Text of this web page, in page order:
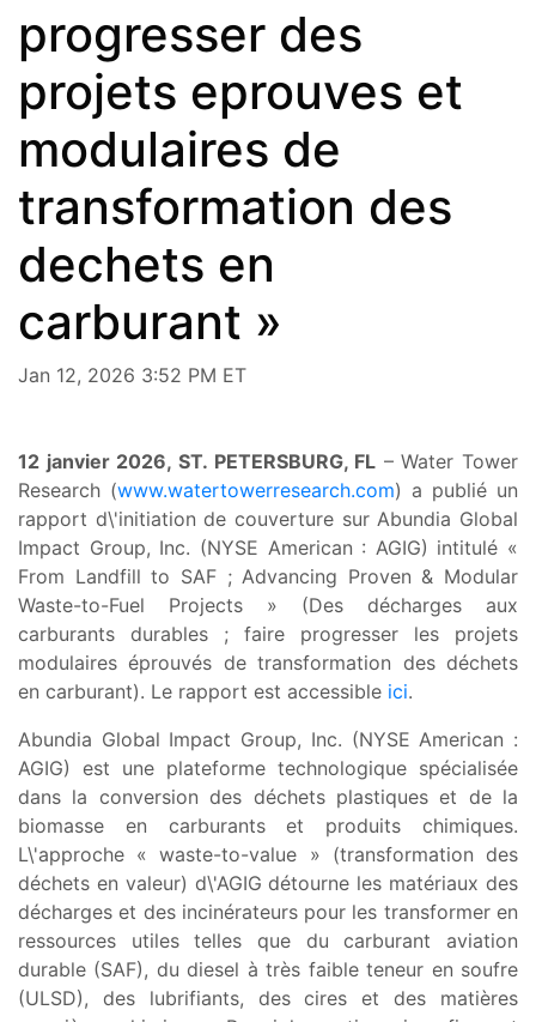
progresser des
projets eprouves et
modulaires de
transformation des
dechets en
carburant »
Jan 12, 2026 3:52 PM ET
12 janvier 2026, ST. PETERSBURG, FL – Water Tower
Research (www.watertowerresearch.com) a publié un
rapport d\'initiation de couverture sur Abundia Global
Impact Group, Inc. (NYSE American : AGIG) intitulé «
From Landfill to SAF ; Advancing Proven & Modular
Waste-to-Fuel Projects » (Des décharges aux
carburants durables ; faire progresser les projets
modulaires éprouvés de transformation des déchets
en carburant). Le rapport est accessible ici.
Abundia Global Impact Group, Inc. (NYSE American :
AGIG) est une plateforme technologique spécialisée
dans la conversion des déchets plastiques et de la
biomasse en carburants et produits chimiques.
L\'approche « waste-to-value » (transformation des
déchets en valeur) d\'AGIG détourne les matériaux des
décharges et des incinérateurs pour les transformer en
ressources utiles telles que du carburant aviation
durable (SAF), du diesel à très faible teneur en soufre
(ULSD), des lubrifiants, des cires et des matières